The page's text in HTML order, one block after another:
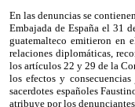
En las denuncias se
Embajada de España el 31
guatemalteco emitieron en
relaciones diplomáticas,
los artículos 22 y 29 de la
los efectos y
sacerdotes españoles
atribuye por los